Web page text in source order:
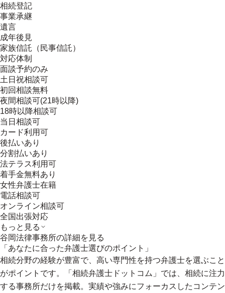
相続登記
事業承継
遺言
成年後見
家族信託（民事信託）
対応体制
面談予約のみ
土日祝相談可
初回相談無料
夜間相談可(21時以降)
18時以降相談可
当日相談可
カード利用可
後払いあり
分割払いあり
法テラス利用可
着手金無料あり
女性弁護士在籍
電話相談可
オンライン相談可
全国出張対応
もっと見る
谷岡法律事務所の詳細を見る
「あなたに合った弁護士選びのポイント」
相続分野の経験が豊富で、高い専門性を持つ弁護士を選ぶこと
がポイントです。「相続弁護士ドットコム」では、相続に注力
する事務所だけを掲載。実績や強みにフォーカスしたコンテン